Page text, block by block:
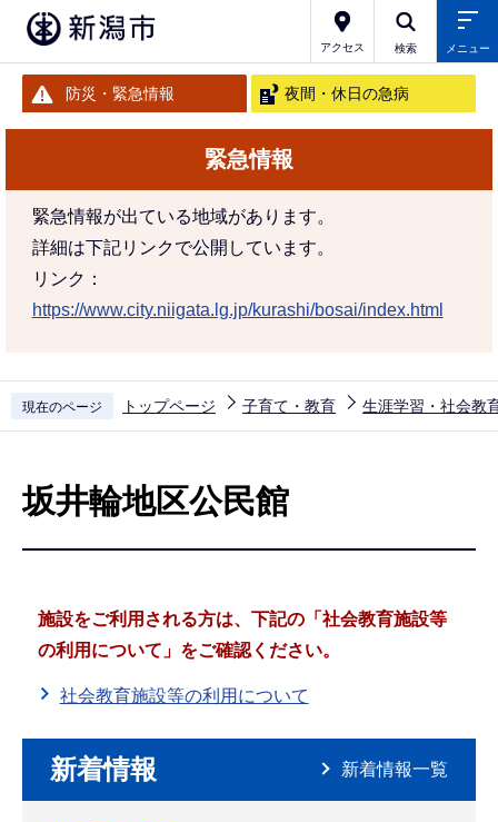
アクセス 検索 メニュー
防災・緊急情報 夜間・休日の急病
緊急情報
緊急情報が出ている地域があります。
詳細は下記リンクで公開しています。
リンク：
https://www.city.niigata.lg.jp/kurashi/bosai/index.html
現在のページ トップページ 子育て・教育 生涯学習・社会教
坂井輪地区公民館
施設をご利用される方は、下記の「社会教育施設等
の利用について」をご確認ください。
社会教育施設等の利用について
新着情報 新着情報一覧